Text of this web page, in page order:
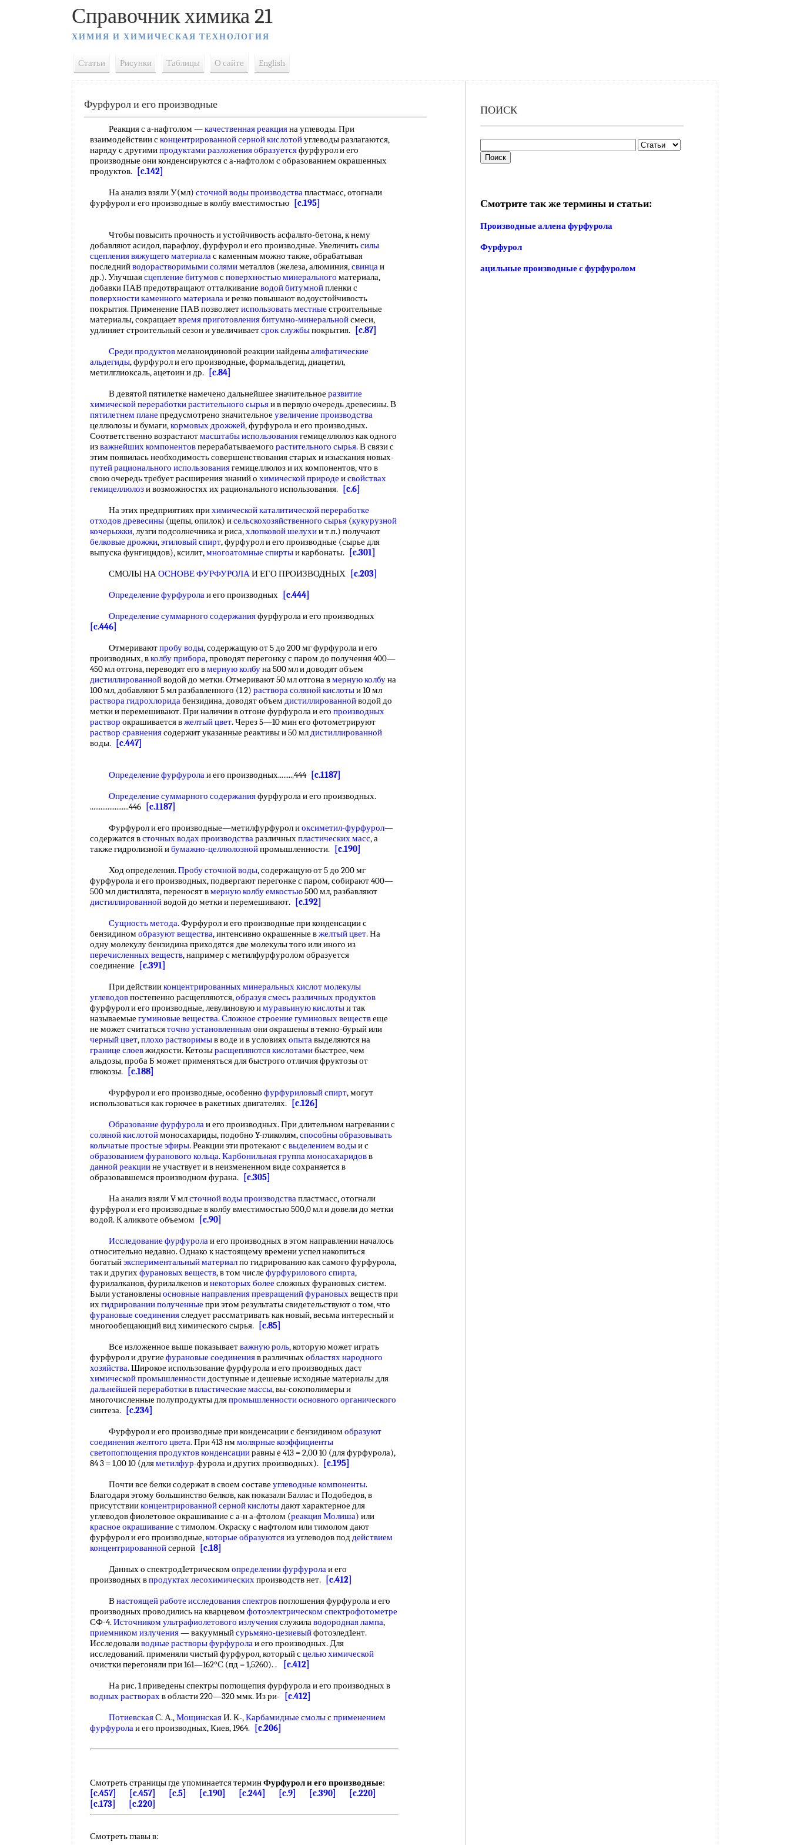
Справочник химика 21
ХИМИЯ И ХИМИЧЕСКАЯ ТЕХНОЛОГИЯ
Статьи Рисунки Таблицы О сайте English
Фурфурол и его производные
Реакция с а-нафтолом —качественная реакцияна углеводы. При
взаимодействии сконцентрированной серной кислотойуглеводы разлагаются,
наряду с другимипродуктами разложения образуетсяфурфурол и его
производные они конденсируются с а-нафтолом с образованием окрашенных
продуктов.
[c.142]
На анализ взяли У(мл) сточной воды производствапластмасс, отогнали
фурфурол и его производные в колбу вместимостью
[c.195]
Чтобы повысить прочность и устойчивость асфальто-бетона, к нему
добавляют асидол, парафлоу, фурфурол и его производные. Увеличитьсилы
сцеплениявяжущего материалас каменным можно также, обрабатывая
последнийводорастворимыми солямиметаллов (железа, алюминия,свинцаи
др.). Улучшаясцепление битумовсповерхностью минерального материала,
добавки ПАВ предотвращают отталкивание водой битумнойпленки с
поверхности каменного материалаи резко повышают водоустойчивость
покрытия. Применение ПАВ позволяетиспользовать местные строительные
материалы, сокращаетвремя приготовлениябитумно-минеральнойсмеси,
удлиняет строительный сезон и увеличиваетсрок службыпокрытия.
[c.87]
Среди продуктовмеланоидиновой реакции найденыалифатические
альдегиды, фурфурол и его производные, формальдегид, диацетил,
метилглиоксаль, ацетоин и др.
[c.84]
В девятой пятилетке намечено дальнейшее значительное развитие
химическойпереработки растительного сырьяи в первую очередь древесины. В
пятилетнем плане предусмотрено значительное увеличение производства
целлюлозы и бумаги,кормовых дрожжей, фурфурола и его производных.
Соответственно возрастаютмасштабы использованиягемицеллюлоз как одного
изважнейших компонентовперерабатываемого растительного сырья. В связи с
этим появилась необходимость совершенствования старых и изыскания новых-
путей рационального использованиягемицеллюлоз и их компонентов, что в
свою очередь требует расширения знаний о химической природе исвойствах
гемицеллюлози возможностях их рационального использования.
[c.6]
На этих предприятиях прихимической каталитическойпереработке
отходов древесины (щепы, опилок) исельскохозяйственного сырья (кукурузной
кочерыжки, лузги подсолнечника и риса,хлопковой шелухии т.п.) получают
белковые дрожжи,этиловый спирт, фурфурол и его производные (сырье для
выпуска фунгицидов), ксилит,многоатомные спиртыи карбонаты.
[c.301]
СМОЛЫ НАОСНОВЕ ФУРФУРОЛАИ ЕГО ПРОИЗВОДНЫХ
[c.203]
Определение фурфуролаи его производных
[c.444]
Определение суммарного содержанияфурфурола и его производных
[c.446]
Отмериваютпробу воды, содержащую от 5 до 200 мг фурфурола и его
производных, вколбу прибора, проводят перегонку с паром до получення 400—
450 мл отгона, переводят его вмерную колбуна 500 мл и доводят объем
дистиллированнойводой до метки. Отмеривают 50 мл отгона вмерную колбуна
100 мл, добавляют 5 мл разбавленного (1 2) раствора соляной кислотыи 10 мл
раствора гидрохлоридабензидина, доводят объем дистиллированнойводой до
метки и перемешивают. При наличии в отгоне фурфурола и его производных
раствор окрашивается вжелтый цвет. Через 5—10 мин его фотометрируют
раствор сравнениясодержит указанные реактивы и 50 млдистиллированной
воды.
[c.447]
Определение фурфуролаи его производных.........444
[c.1187]
Определение суммарного содержанияфурфурола и его производных.
......................446
[c.1187]
Фурфурол и его производные—метилфурфурол иоксиметил-фурфурол—
содержатся всточных водах производстваразличныхпластических масс, а
также гидролизной ибумажно-целлюлознойпромышленности.
[c.190]
Ход определения.Пробу сточной воды, содержащую от 5 до 200 мг
фурфурола и его производных, подвергают перегонке с паром, собирают 400—
500 мл дистиллята, переносят вмерную колбу емкостью500 мл, разбавляют
дистиллированнойводой до метки и перемешивают.
[c.192]
Сущность метода. Фурфурол и его производные при конденсации с
бензидином образуют вещества, интенсивно окрашенные вжелтый цвет. На
одну молекулу бензидина приходятся две молекулы того или иного из
перечисленных веществ, например с метилфурфуролом образуется
соединение
[c.391]
При действииконцентрированных минеральных кислотмолекулы
углеводовпостепенно расщепляются,образуя смесьразличных продуктов
фурфурол и его производные, левулиновую имуравьиную кислотыи так
называемые гуминовые вещества.Сложное строение гуминовых веществеще
не может считатьсяточно установленным они окрашены в темно-бурый или
черный цвет,плохо растворимыв воде и в условияхопытавыделяются на
границе слоевжидкости. Кетозырасщепляются кислотамибыстрее, чем
альдозы, проба Б может применяться для быстрого отличия фруктозы от
глюкозы.
[c.188]
Фурфурол и его производные, особенно фурфуриловый спирт, могут
использоваться как горючее в ракетных двигателях.
[c.126]
Образование фурфуролаи его производных. При длительном нагревании с
соляной кислотоймоносахариды, подобно Y-гликолям,способны образовывать
кольчатые простые эфиры. Реакции эти протекают свыделением водыи с
образованием фуранового кольца.Карбонильная группа моносахаридовв
данной реакциине участвует и в неизмененном виде сохраняется в
образовавшемся производном фурана.
[c.305]
На анализ взяли V млсточной воды производствапластмасс, отогнали
фурфурол и его производные в колбу вместимостью 500,0 мл и довели до метки
водой. К аликвоте объемом
[c.90]
Исследование фурфуролаи его производных в этом направлении началось
относительно недавно. Однако к настоящему времени успел накопиться
богатыйэкспериментальный материалпо гидрированию как самого фурфурола,
так и другихфурановых веществ, в том числе фурфурилового спирта,
фурилалканов, фурилалкенов инекоторых более сложных фурановых систем.
Были установленыосновные направленияпревращений фурановыхвеществ при
ихгидрировании полученные при этом результаты свидетельствуют о том, что
фурановые соединенияследует рассматривать как новый, весьма интересный и
многообещающий вид химического сырья.
[c.85]
Все изложенное выше показываетважную роль, которую может играть
фурфурол и другие фурановые соединенияв различныхобластях народного
хозяйства. Широкое использование фурфурола и его производных даст
химической промышленностидоступные и дешевые исходные материалы для
дальнейшей переработкивпластические массы, вы-сокополимеры и
многочисленные полупродукты дляпромышленности основного органического
синтеза.
[c.234]
Фурфурол и его производные при конденсации с бензидином образуют
соединенияжелтого цвета. При 413 нм молярные коэффициенты
светопоглощенияпродуктов конденсацииравны е 413 = 2,00 10 (для фурфурола),
84 3 = 1,00 10 (дляметилфур-фурола и других производных).
[c.195]
Почти все белки содержат в своем составе углеводные компоненты.
Благодаря этому большинство белков, как показали Баллас и Подобедов, в
присутствииконцентрированной серной кислотыдают характерное для
углеводов фиолетовое окрашивание с а-н а-фтолом (реакция Молиша) или
красное окрашивание с тимолом. Окраску с нафтолом или тимолом дают
фурфурол и его производные,которые образуютсяиз углеводов поддействием
концентрированнойсерной
[c.18]
Данных о спектрод1етрическом определении фурфуролаи его
производных впродуктах лесохимическихпроизводств нет.
[c.412]
Внастоящей работе исследования спектровпоглошения фурфурола и его
производных проводились на кварцевом фотоэлектрическом спектрофотометре
СФ-4.Источником ультрафиолетового излученияслужилаводородная лампа,
приемником излучения— вакуумныйсурьмяно-цезиевыйфотоэлед1ент.
Исследоваливодные растворы фурфуролаи его производных. Для
исследований. применяли чистый фурфурол, который сцелью химической
очистки перегоняли при 161—162°С (пд = 1,5260). .
[c.412]
На рис. 1 приведены спектры поглощепия фурфурола и его производных в
водных растворахв области 220—320 ммк. Из ри-
[c.412]
ПотиевскаяС. А.,МощинскаяИ. К-,Карбамидные смолысприменением
фурфуролаи его производных, Киев, 1964. [c.206]
Смотреть страницы где упоминается терминФурфурол и его производные:
[c.457]
[c.457] [c.5] [c.190] [c.244] [c.9] [c.390]
[c.220]
[c.173]
[c.220]
Смотреть главы в:
ПОИСК
Смотрите так же термины и статьи:
Производные аллена фурфурола
Фурфурол
ацильные производные с фурфуролом